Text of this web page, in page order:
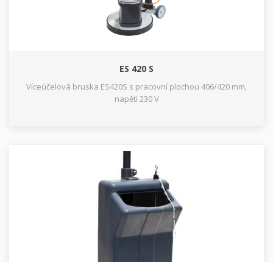
ES 420 S
Víceúčelová bruska ES420S s pracovní plochou 406/420 mm,
napětí 230 V